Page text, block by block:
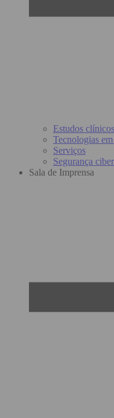
Estudos clínicos
Tecnologias
Serviços
Segurança
Sala de Imprensa